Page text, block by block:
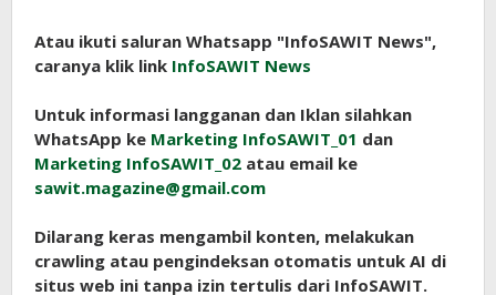
Atau ikuti saluran Whatsapp "InfoSAWIT News",
caranya klik link InfoSAWIT News
Untuk informasi langganan dan Iklan silahkan
WhatsApp ke Marketing InfoSAWIT_01 dan
Marketing InfoSAWIT_02 atau email ke
sawit.magazine@gmail.com
Dilarang keras mengambil konten, melakukan
crawling atau pengindeksan otomatis untuk AI di
situs web ini tanpa izin tertulis dari InfoSAWIT.